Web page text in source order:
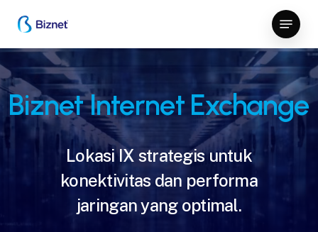
main
content
Menu
Biznet Internet Exchange
Lokasi IX strategis untuk
konektivitas dan performa
jaringan yang optimal.